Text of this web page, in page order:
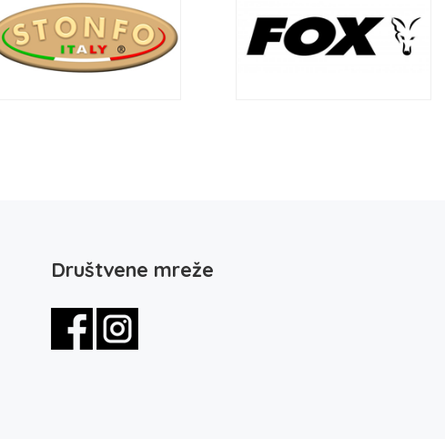
Društvene mreže